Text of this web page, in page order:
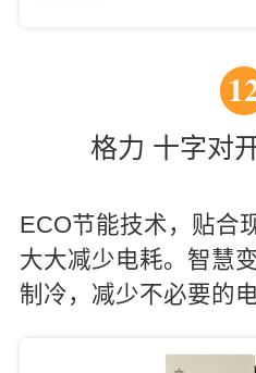
格力 十字对
ECO节能技术，贴合
大大减少电耗。智慧
制冷，减少不必要的